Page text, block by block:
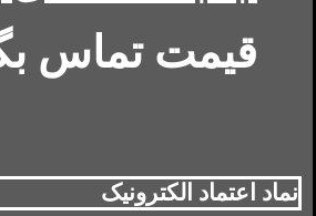
قیمت تماس
نماد اعتماد الکترونیک